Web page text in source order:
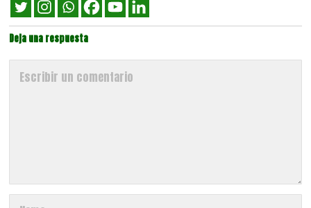
Deja una respuesta